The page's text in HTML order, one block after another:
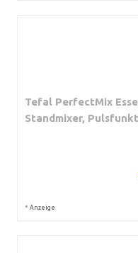
Tefal PerfectMix
Standmixer,
* Anzeige